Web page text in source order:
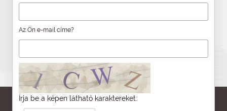
Az Ön e-mail címe?
Írja be a képen látható karaktereket: